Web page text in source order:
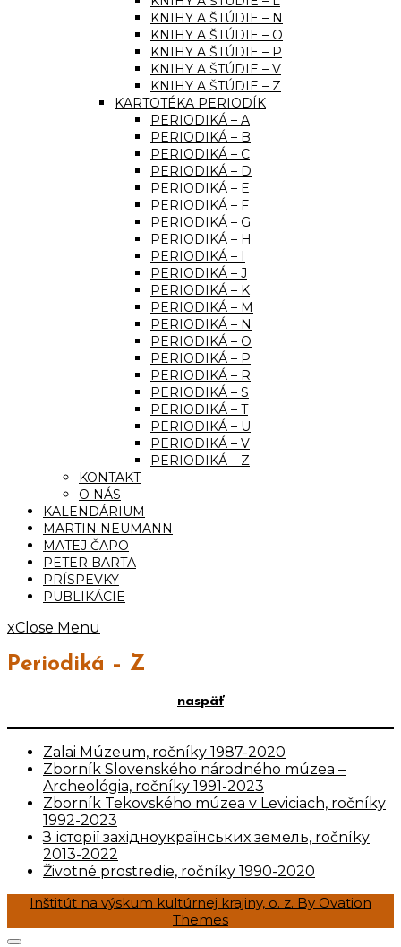
KNIHY A ŠTÚDIE – N
KNIHY A ŠTÚDIE – O
KNIHY A ŠTÚDIE – P
KNIHY A ŠTÚDIE – V
KNIHY A ŠTÚDIE – Z
KARTOTÉKA PERIODÍK
PERIODIKÁ – A
PERIODIKÁ – B
PERIODIKÁ – C
PERIODIKÁ – D
PERIODIKÁ – E
PERIODIKÁ – F
PERIODIKÁ – G
PERIODIKÁ – H
PERIODIKÁ – I
PERIODIKÁ – J
PERIODIKÁ – K
PERIODIKÁ – M
PERIODIKÁ – N
PERIODIKÁ – O
PERIODIKÁ – P
PERIODIKÁ – R
PERIODIKÁ – S
PERIODIKÁ – T
PERIODIKÁ – U
PERIODIKÁ – V
PERIODIKÁ – Z
KONTAKT
O NÁS
KALENDÁRIUM
MARTIN NEUMANN
MATEJ ČAPO
PETER BARTA
PRÍSPEVKY
PUBLIKÁCIE
xClose Menu
Periodiká – Z
naspäť
Zalai Múzeum, ročníky 1987-2020
Zborník Slovenského národného múzea –
Archeológia, ročníky 1991-2023
Zborník Tekovského múzea v Leviciach, ročníky
1992-2023
З історії західноукраїнських земель, ročníky
2013-2022
Životné prostredie, ročníky 1990-2020
Inštitút na výskum kultúrnej krajiny, o. z. By Ovation
Themes